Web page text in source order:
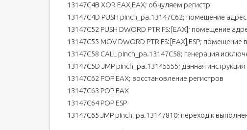
13147C4B XOR EAX,EAX; обнуляем регистр
13147C4D PUSH pinch_pa.13147C62; помещение
13147C52 PUSH DWORD PTR FS:[EAX]; помещение
13147C55 MOV DWORD PTR FS:[EAX],ESP; помещение
13147C58 CALL pinch_pa.13147C58; генерация
13147C5D JMP pinch_pa.13145555; данная
13147C62 POP EAX; восстановление регистров
13147C63 POP EAX
13147C64 POP ESP
13147C65 JMP pinch_pa.13147810; переход к